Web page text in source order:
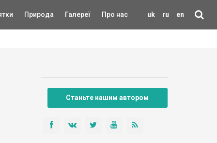
uk ru en
Природа Галереї Про нас
Станьте нашим автором